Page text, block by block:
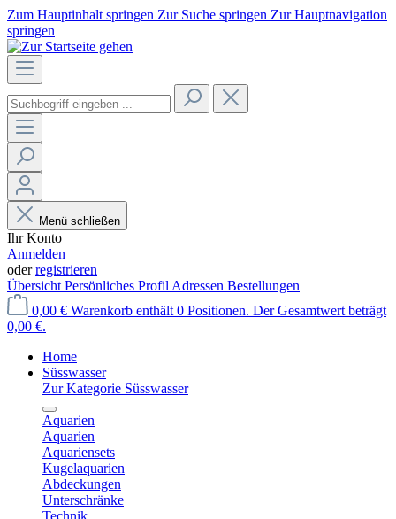
Zum Hauptinhalt springen Zur Suche springen Zur Hauptnavigation
springen
Menü schließen
Ihr Konto
Anmelden
oderregistrieren
Übersicht Persönliches Profil Adressen Bestellungen
0,00 € Warenkorb enthält 0 Positionen. Der Gesamtwert beträgt
0,00 €.
Home
Süsswasser
Zur Kategorie Süsswasser
Aquarien
Aquarien
Aquariensets
Kugelaquarien
Abdeckungen
Unterschränke
Technik